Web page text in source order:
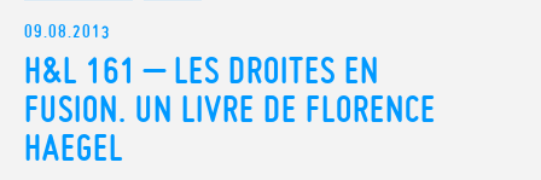
09.08.2013
H&L 161 – LES DROITES EN
FUSION. UN LIVRE DE FLORENCE
HAEGEL